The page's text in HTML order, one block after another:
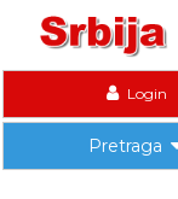
Login
Pretraga